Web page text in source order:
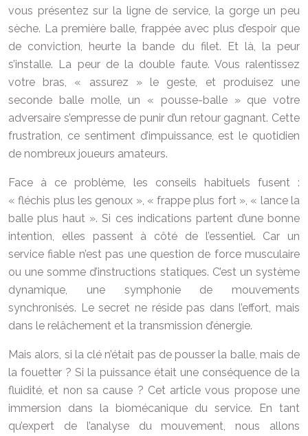
vous présentez sur la ligne de service, la gorge un peu
sèche. La première balle, frappée avec plus d’espoir que
de conviction, heurte la bande du filet. Et là, la peur
s’installe. La peur de la double faute. Vous ralentissez
votre bras, « assurez » le geste, et produisez une
seconde balle molle, un « pousse-balle » que votre
adversaire s’empresse de punir d’un retour gagnant. Cette
frustration, ce sentiment d’impuissance, est le quotidien
de nombreux joueurs amateurs.
Face à ce problème, les conseils habituels fusent :
« fléchis plus les genoux », « frappe plus fort », « lance la
balle plus haut ». Si ces indications partent d’une bonne
intention, elles passent à côté de l’essentiel. Car un
service fiable n’est pas une question de force musculaire
ou une somme d’instructions statiques. C’est un système
dynamique, une symphonie de mouvements
synchronisés. Le secret ne réside pas dans l’effort, mais
dans le relâchement et la transmission d’énergie.
Mais alors, si la clé n’était pas de pousser la balle, mais de
la fouetter ? Si la puissance était une conséquence de la
fluidité, et non sa cause ? Cet article vous propose une
immersion dans la biomécanique du service. En tant
qu’expert de l’analyse du mouvement, nous allons